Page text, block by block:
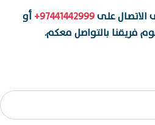
الاتصال على97441442999+ أو
فريقنا بالتواصل معكم.